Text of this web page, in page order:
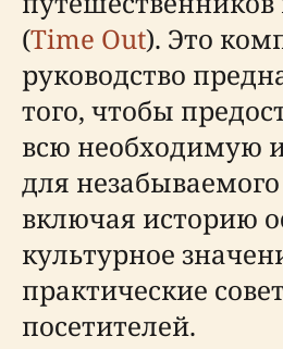
(Time Out). Это
руководство
того, чтобы
всю необходимую
для
включая историю
культурное
практические
посетителей.